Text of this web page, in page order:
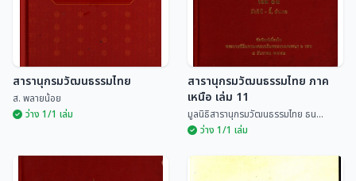
สารานุกรมวัฒนธรรมไทย
ส. พลายน้อย
ว่าง 1/1 เล่ม
สารานุกรมวัฒนธรรมไทย ภาค
เหนือ เล่ม 11
มูลนิธิสารานุกรมวัฒนธรรมไทย ธน...
ว่าง 1/1 เล่ม